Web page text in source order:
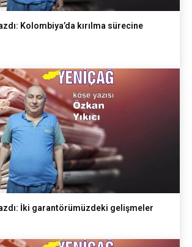
Kolombiya’da kırılma sürecine
İki garantörümüzdeki gelişmeler